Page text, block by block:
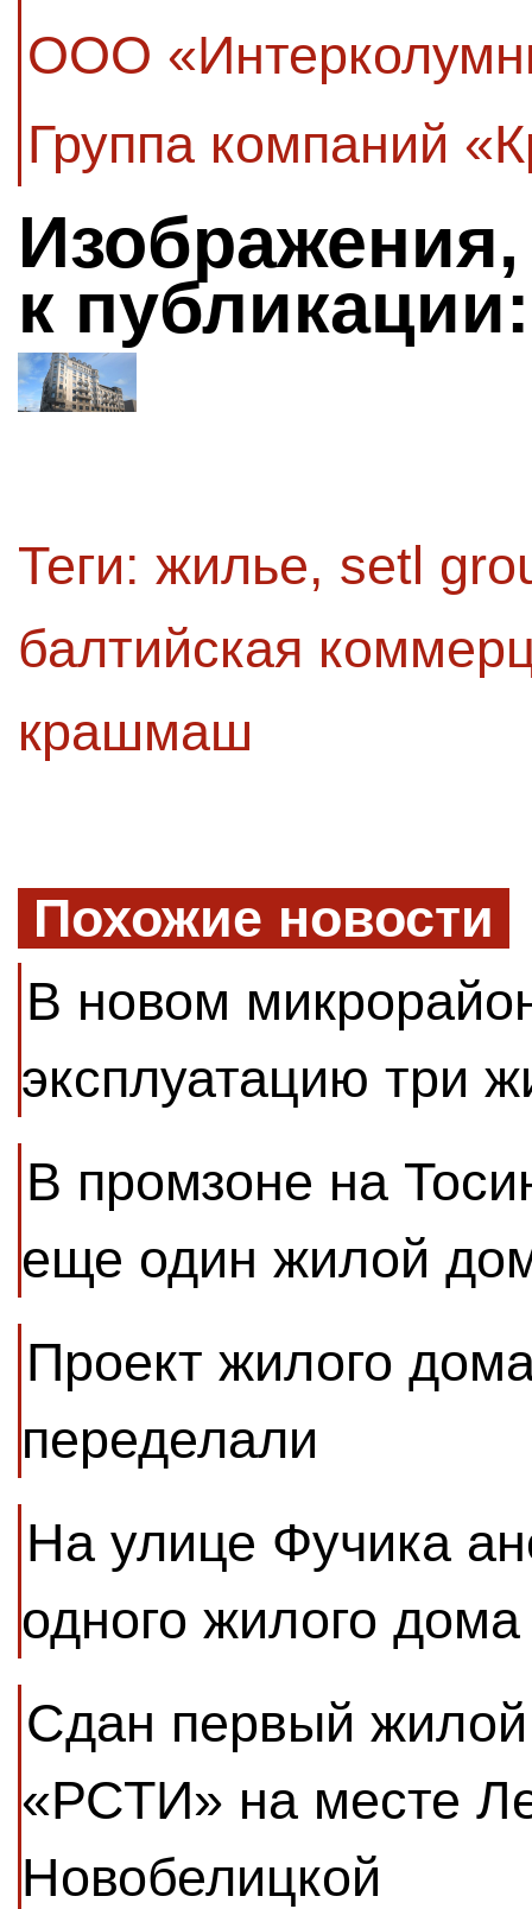
ООО
Группа компаний
к публикации:
Теги: жилье, setl
балтийская
крашмаш
Похожие новости
В новом
эксплуатацию три
В промзоне на
еще один жилой
Проект жилого
переделали
На улице Фучика
одного жилого
Сдан первый
«РСТИ» на месте
Новобелицкой